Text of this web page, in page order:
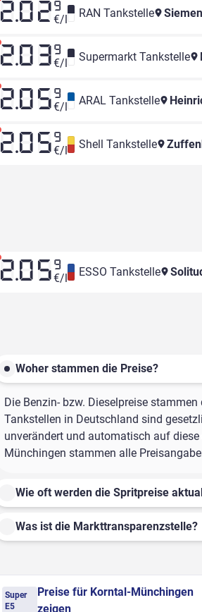
2.02 9
€/l RAN Tankstelle
2.03 9
€/l Supermarkt Tankstelle
2.05 9
€/l ARAL Tankstelle
2.05 9
€/l Shell Tankstelle
2.05 9
€/l ESSO Tankstelle
Woher stammen die Preise?
Die Benzin- bzw. Dieselpreise
Tankstellen in Deutschland sind
unverändert und automatisch auf
Münchingen stammen alle
Wie oft werden die Spritpreise
Was ist die Markttransparenzstelle?
Super
E5
Preise für Korntal-Münchingen
zeigen